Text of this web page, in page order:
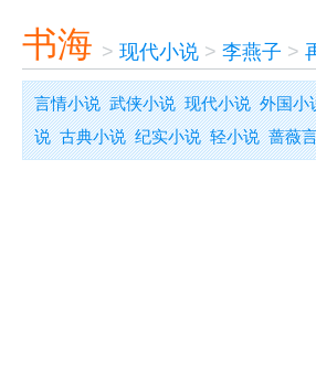
书海 > 现代小说 > 李燕子 >
言情小说 武侠小说 现代小说 外国小
说 古典小说 纪实小说 轻小说 蔷薇